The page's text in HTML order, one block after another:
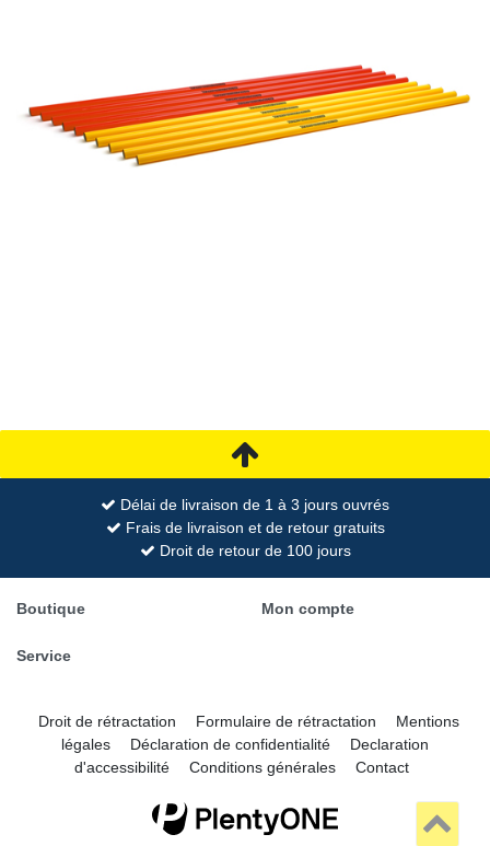
Délai de livraison de 1 à 3 jours ouvrés
Frais de livraison et de retour gratuits
Droit de retour de 100 jours
Boutique Mon compte
Service
Droit de rétractation Formulaire de rétractation
Mentions
légales
Déclaration de confidentialité
Declaration
d'accessibilité
Conditions générales Contact